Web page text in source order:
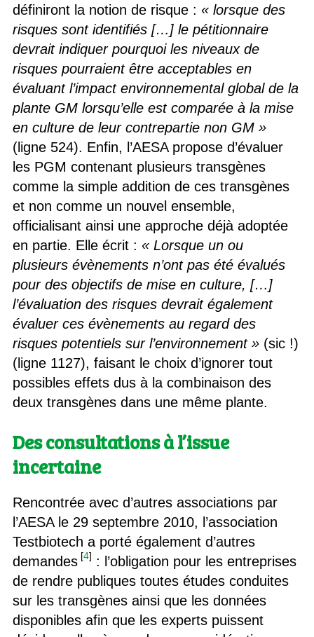
définiront la notion de risque : « lorsque des
risques sont identifiés […] le pétitionnaire
devrait indiquer pourquoi les niveaux de
risques pourraient être acceptables en
évaluant l’impact environnemental global de la
plante GM lorsqu’elle est comparée à la mise
en culture de leur contrepartie non GM »
(ligne 524). Enfin, l’AESA propose d’évaluer
les PGM contenant plusieurs transgènes
comme la simple addition de ces transgènes
et non comme un nouvel ensemble,
officialisant ainsi une approche déjà adoptée
en partie. Elle écrit : « Lorsque un ou
plusieurs évènements n’ont pas été évalués
pour des objectifs de mise en culture, […]
l’évaluation des risques devrait également
évaluer ces évènements au regard des
risques potentiels sur l’environnement »(sic !)
(ligne 1127), faisant le choix d’ignorer tout
possibles effets dus à la combinaison des
deux transgènes dans une même plante.
Des consultations à l’issue
incertaine
Rencontrée avec d’autres associations par
l’AESA le 29 septembre 2010, l’association
Testbiotech a porté également d’autres
demandes [4] : l’obligation pour les entreprises
de rendre publiques toutes études conduites
sur les transgènes ainsi que les données
disponibles afin que les experts puissent